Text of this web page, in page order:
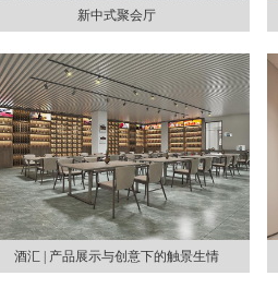
新中式聚会厅
酒汇 | 产品展示与创意下的触景生情